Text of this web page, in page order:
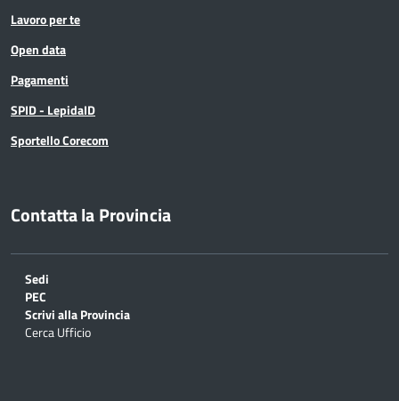
Lavoro per te
Open data
Pagamenti
SPID - LepidaID
Sportello Corecom
Contatta la Provincia
Sedi
PEC
Scrivi alla Provincia
Cerca Ufficio